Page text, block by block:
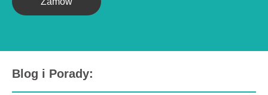
Blog i Porady: